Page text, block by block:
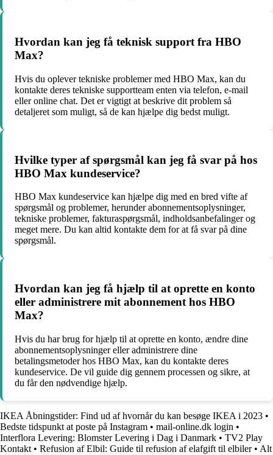
Hvordan kan jeg få teknisk support fra HBO
Max?
Hvis du oplever tekniske problemer med HBO Max, kan du
kontakte deres tekniske supportteam enten via telefon, e-mail
eller online chat. Det er vigtigt at beskrive dit problem så
detaljeret som muligt, så de kan hjælpe dig bedst muligt.
Hvilke typer af spørgsmål kan jeg få svar på hos
HBO Max kundeservice?
HBO Max kundeservice kan hjælpe dig med en bred vifte af
spørgsmål og problemer, herunder abonnementsoplysninger,
tekniske problemer, fakturaspørgsmål, indholdsanbefalinger og
meget mere. Du kan altid kontakte dem for at få svar på dine
spørgsmål.
Hvordan kan jeg få hjælp til at oprette en konto
eller administrere mit abonnement hos HBO
Max?
Hvis du har brug for hjælp til at oprette en konto, ændre dine
abonnementsoplysninger eller administrere dine
betalingsmetoder hos HBO Max, kan du kontakte deres
kundeservice. De vil guide dig gennem processen og sikre, at
du får den nødvendige hjælp.
IKEA Åbningstider: Find ud af hvornår du kan besøge IKEA i 2023 •
Bedste tidspunkt at poste på Instagram • mail-online.dk login •
Interflora Levering: Blomster Levering i Dag i Danmark • TV2 Play
Kontakt • Refusion af Elbil: Guide til refusion af elafgift til elbiler• Alt